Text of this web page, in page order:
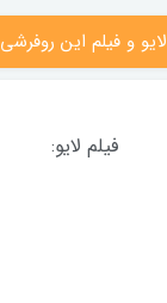
لایو و فیلم این روفرشی
فیلم لایو: